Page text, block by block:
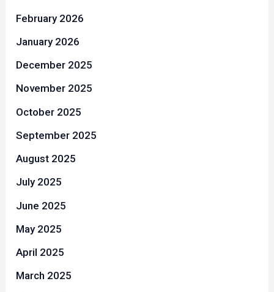
February 2026
January 2026
December 2025
November 2025
October 2025
September 2025
August 2025
July 2025
June 2025
May 2025
April 2025
March 2025